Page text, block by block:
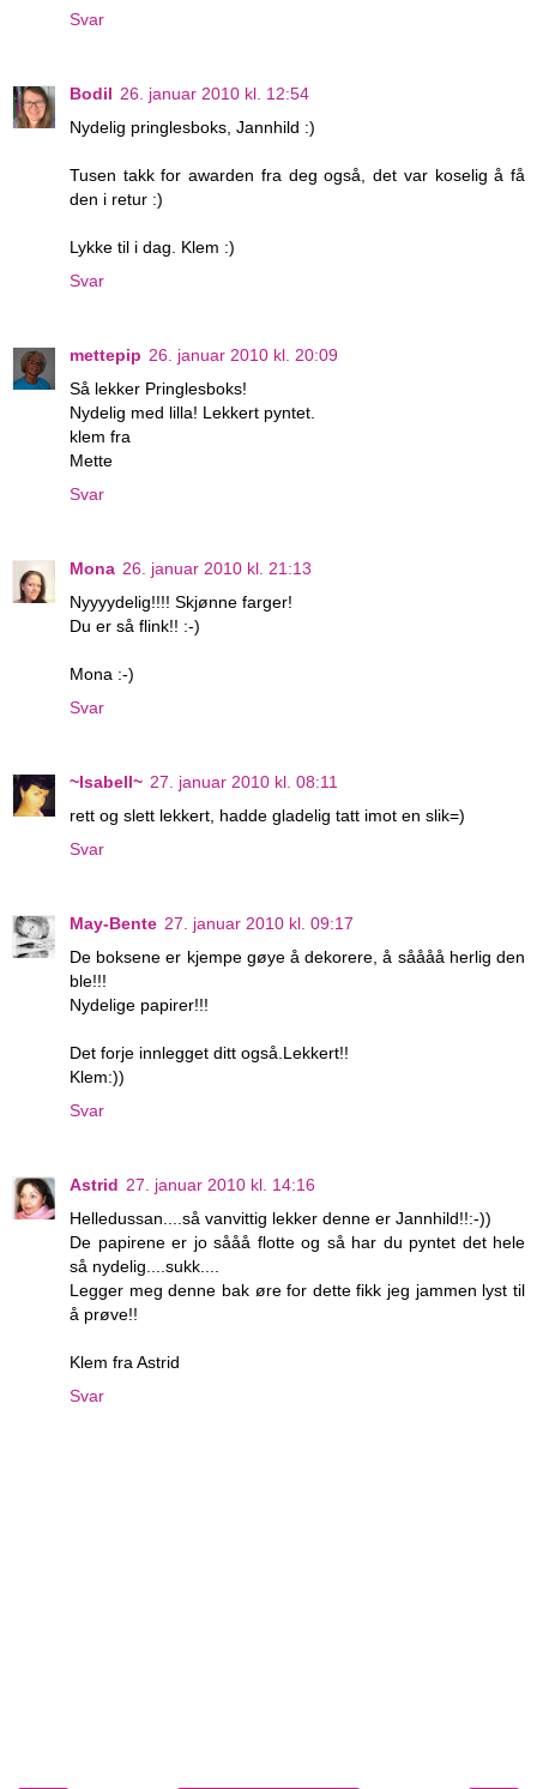
Svar
Bodil 26. januar 2010 kl. 12:54
Nydelig pringlesboks, Jannhild :)
Tusen takk for awarden fra deg også, det var koselig å få
den i retur :)
Lykke til i dag. Klem :)
Svar
mettepip 26. januar 2010 kl. 20:09
Så lekker Pringlesboks!
Nydelig med lilla! Lekkert pyntet.
klem fra
Mette
Svar
Mona 26. januar 2010 kl. 21:13
Nyyyydelig!!!! Skjønne farger!
Du er så flink!! :-)
Mona :-)
Svar
~Isabell~ 27. januar 2010 kl. 08:11
rett og slett lekkert, hadde gladelig tatt imot en slik=)
Svar
May-Bente 27. januar 2010 kl. 09:17
De boksene er kjempe gøye å dekorere, å såååå herlig den
ble!!!
Nydelige papirer!!!
Det forje innlegget ditt også.Lekkert!!
Klem:))
Svar
Astrid 27. januar 2010 kl. 14:16
Helledussan....så vanvittig lekker denne er Jannhild!!:-))
De papirene er jo sååå flotte og så har du pyntet det hele
så nydelig....sukk....
Legger meg denne bak øre for dette fikk jeg jammen lyst til
å prøve!!
Klem fra Astrid
Svar